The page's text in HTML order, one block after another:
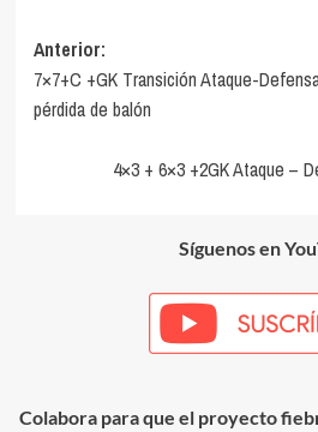
Navegación
de
entradas
Anterior:
7×7+C +GK Transición Ataque-
pérdida de balón
4×3 + 6×3 +2GK Ataque –
Síguenos en
Colabora para que el proyecto